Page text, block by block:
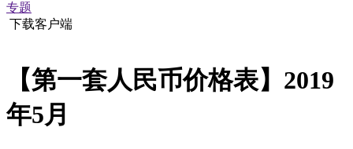
专题
下载客户端
【第一套人民币价格表】2019
年5月